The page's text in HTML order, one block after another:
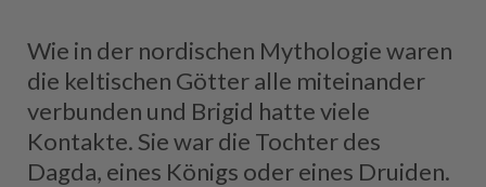
Wie in der nordischen Mythologie waren
die keltischen Götter alle miteinander
verbunden und Brigid hatte viele
Kontakte. Sie war die Tochter des
Dagda, eines Königs oder eines Druiden.